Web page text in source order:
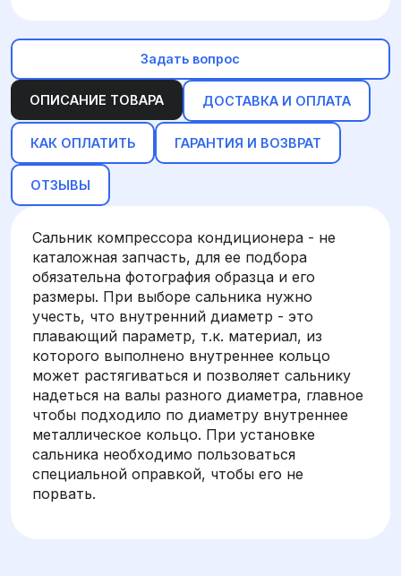
ОПИСАНИЕ ТОВАРА ДОСТАВКА И ОПЛАТА
КАК ОПЛАТИТЬ ГАРАНТИЯ И ВОЗВРАТ
ОТЗЫВЫ
Сальник компрессора кондиционера - не
каталожная запчасть, для ее подбора
обязательна фотография образца и его
размеры. При выборе сальника нужно
учесть, что внутренний диаметр - это
плавающий параметр, т.к. материал, из
которого выполнено внутреннее кольцо
может растягиваться и позволяет сальнику
надеться на валы разного диаметра, главное
чтобы подходило по диаметру внутреннее
металлическое кольцо. При установке
сальника необходимо пользоваться
специальной оправкой, чтобы его не
порвать.
Задать вопрос